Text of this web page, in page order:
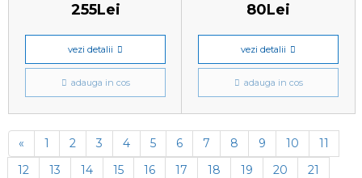
255Lei
vezi detalii
adauga in cos
80Lei
vezi detalii
adauga in cos
« 1 2 3 4 5 6 7 8 9 10
11
12
13 14 15 16 17 18 19 20
21